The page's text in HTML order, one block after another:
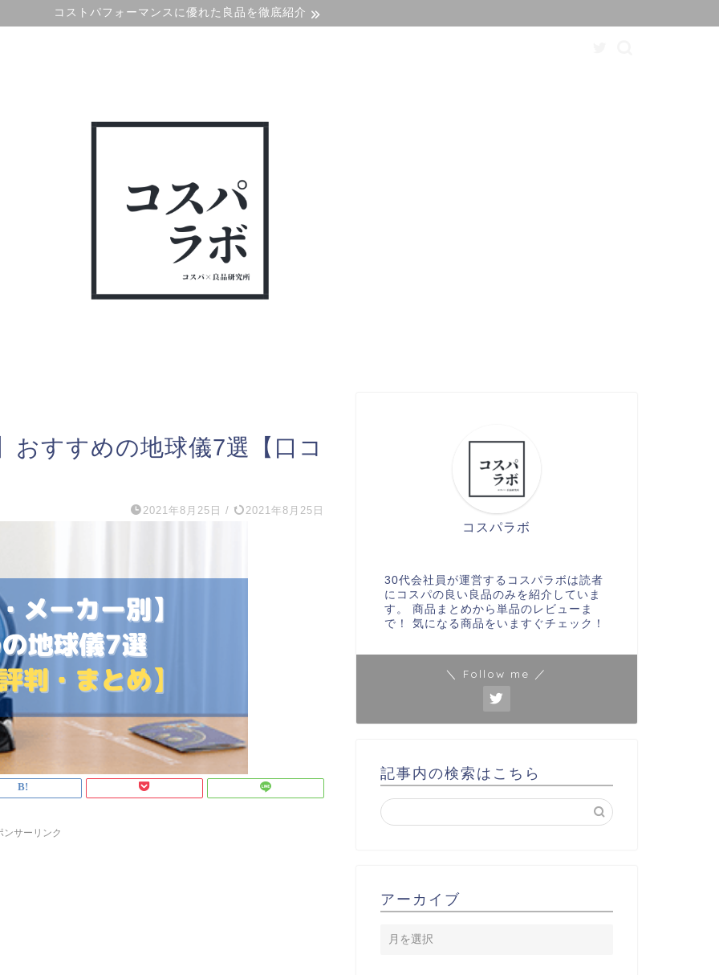
コストパフォーマンスに優れた良品を徹底紹介
おすすめの地球儀7選【口コ
2021年8月25日 / 2021年8月25日
ンサーリンク
コスパラボ
30代会社員が運営するコスパラボは読者
にコスパの良い良品のみを紹介していま
す。 商品まとめから単品のレビューま
で！ 気になる商品をいますぐチェック！
＼ Follow me ／
記事内の検索はこちら
アーカイブ